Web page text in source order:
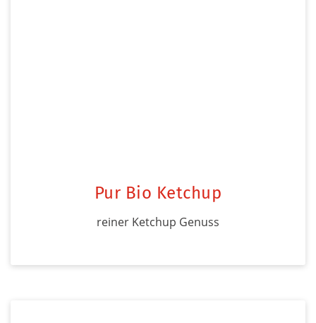
Pur Bio Ketchup
reiner Ketchup Genuss